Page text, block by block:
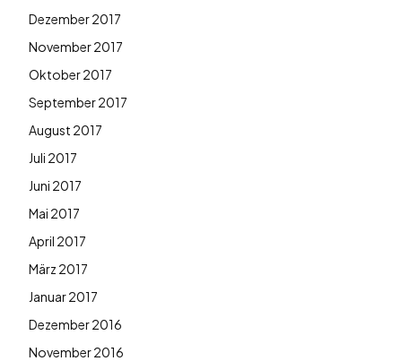
Dezember 2017
November 2017
Oktober 2017
September 2017
August 2017
Juli 2017
Juni 2017
Mai 2017
April 2017
März 2017
Januar 2017
Dezember 2016
November 2016